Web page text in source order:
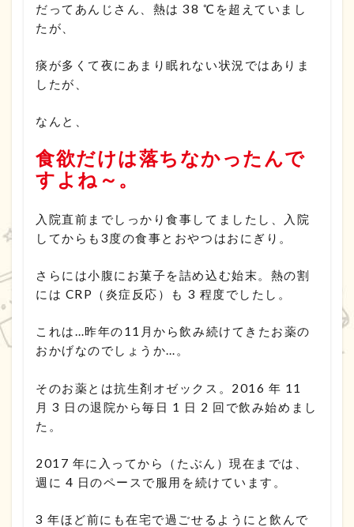
だってあんじさん、熱は 38 ℃を超えていまし
たが、
痰が多くて夜にあまり眠れない状況ではありま
したが、
なんと、
食欲だけは落ちなかったんで
すよね～。
入院直前までしっかり食事してましたし、入院
してからも3度の食事とおやつはおにぎり。
さらには小腹にお菓子を詰め込む始末。熱の割
には CRP（炎症反応）も 3 程度でしたし。
これは…昨年の11月から飲み続けてきたお薬の
おかげなのでしょうか…。
そのお薬とは抗生剤オゼックス。2016 年 11
月 3 日の退院から毎日 1 日 2 回で飲み始めまし
た。
2017 年に入ってから（たぶん）現在までは、
週に 4 日のペースで服用を続けています。
3 年ほど前にも在宅で過ごせるようにと飲んで